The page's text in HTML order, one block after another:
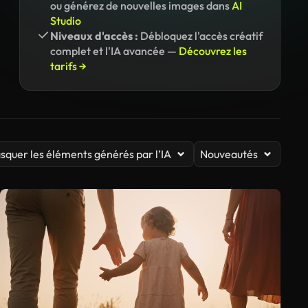
ou générez de nouvelles images dansAI
Studio
Niveaux d'accès : Débloquez l'accès créatif
complet et l'IA avancée — Découvrez les
tarifs →
les éléments générés par l’IA Nouveautés